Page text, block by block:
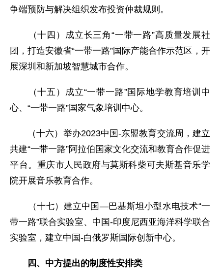
争端预防与解决组织发布投资仲裁规则。
（十四）成立长三角“一带一路”高质量发展社
团，打造安徽省“一带一路”国际产能合作示范区，开
展深圳和新加坡智慧城市合作。
（十五）成立“一带一路”国际地学教育培训中
心、“一带一路”国家气象培训中心。
（十六）举办2023中国-东盟教育交流周，建立
共建“一带一路”阿拉伯国家文化交流和教育合作促进
平台。重庆市人民政府与莫斯科柴可夫斯基音乐学
院开展音乐教育合作。
（十七）建立中国—巴基斯坦小型水电技术“一
带一路”联合实验室、中国-印度尼西亚海洋科学联合
实验室，建立中国-白俄罗斯国际创新中心。
四、中方提出的制度性安排类